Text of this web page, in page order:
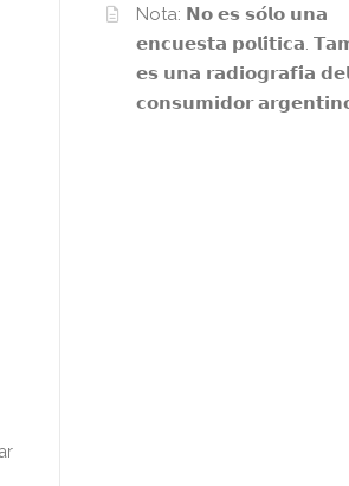
Nota: 𝗡𝗼 𝗲𝘀 𝘀𝗼́𝗹𝗼 𝘂𝗻𝗮
𝗲𝗻𝗰𝘂𝗲𝘀𝘁𝗮 𝗽𝗼𝗹𝗶́𝘁𝗶𝗰𝗮.
𝗲𝘀 𝘂𝗻𝗮 𝗿𝗮𝗱𝗶𝗼𝗴𝗿𝗮𝗳𝗶́𝗮
𝗰𝗼𝗻𝘀𝘂𝗺𝗶𝗱𝗼𝗿